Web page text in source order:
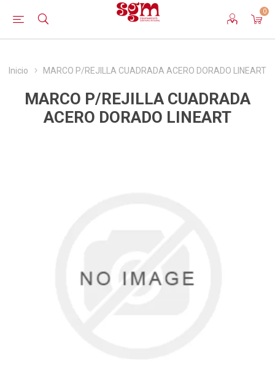
0
Inicio MARCO P/REJILLA CUADRADA ACERO DORADO LINEART
MARCO P/REJILLA CUADRADA
ACERO DORADO LINEART